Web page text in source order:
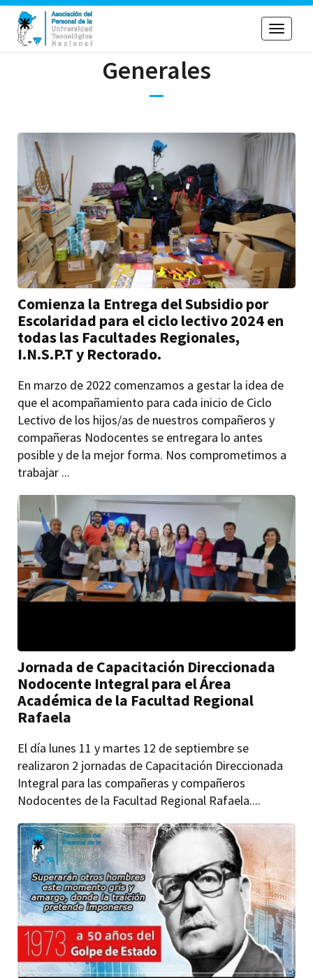
Toggle
Generales
Comienza la Entrega del Subsidio por
Escolaridad para el ciclo lectivo 2024 en
todas las Facultades Regionales,
I.N.S.P.T y Rectorado.
En marzo de 2022 comenzamos a gestar la idea de
que el acompañamiento para cada inicio de Ciclo
Lectivo de los hijos/as de nuestros compañeros y
compañeras Nodocentes se entregara lo antes
posible y de la mejor forma. Nos comprometimos a
trabajar ...
Jornada de Capacitación Direccionada
Nodocente Integral para el Área
Académica de la Facultad Regional
Rafaela
El día lunes 11 y martes 12 de septiembre se
realizaron 2 jornadas de Capacitación Direccionada
Integral para las compañeras y compañeros
Nodocentes de la Facultad Regional Rafaela....